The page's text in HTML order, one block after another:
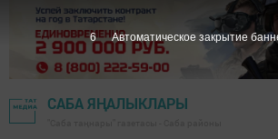
САБА ЯҢАЛЫКЛАРЫ
6 Автоматическое закрытие